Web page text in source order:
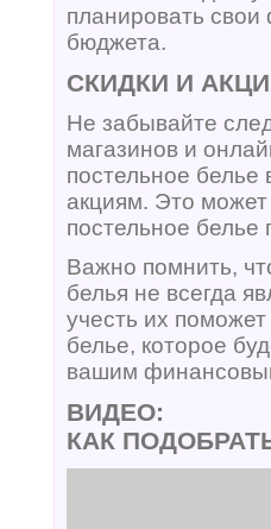
планировать
бюджета.
СКИДКИ И
Не забывайте
магазинов и
постельное
акциям. Это может
постельное белье
Важно помнить,
белья не всегда
учесть их
белье, которое
вашим
ВИДЕО:
КАК